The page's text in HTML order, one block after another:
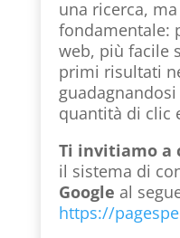
una ricerca,
fondamentale:
web, più facile
primi risultati
quantità di clic
Ti invitiamo a
il sistema di
Google al
https://